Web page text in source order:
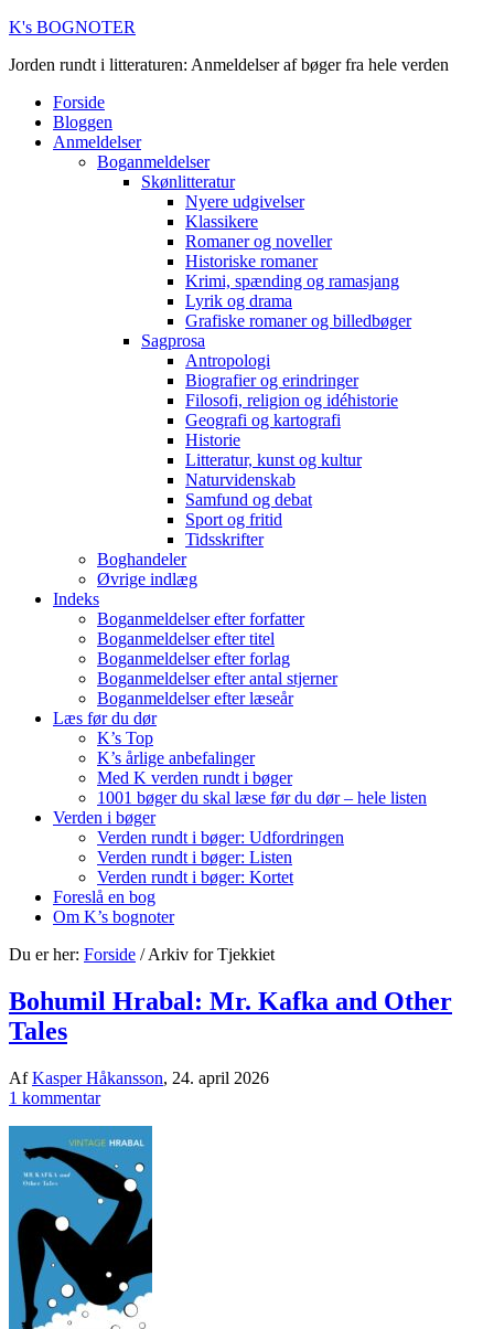
K's BOGNOTER
Jorden rundt i litteraturen: Anmeldelser af bøger fra hele verden
Forside
Bloggen
Anmeldelser
Boganmeldelser
Skønlitteratur
Nyere udgivelser
Klassikere
Romaner og noveller
Historiske romaner
Krimi, spænding og ramasjang
Lyrik og drama
Grafiske romaner og billedbøger
Sagprosa
Antropologi
Biografier og erindringer
Filosofi, religion og idéhistorie
Geografi og kartografi
Historie
Litteratur, kunst og kultur
Naturvidenskab
Samfund og debat
Sport og fritid
Tidsskrifter
Boghandeler
Øvrige indlæg
Indeks
Boganmeldelser efter forfatter
Boganmeldelser efter titel
Boganmeldelser efter forlag
Boganmeldelser efter antal stjerner
Boganmeldelser efter læseår
Læs før du dør
K’s Top
K’s årlige anbefalinger
Med K verden rundt i bøger
1001 bøger du skal læse før du dør – hele listen
Verden i bøger
Verden rundt i bøger: Udfordringen
Verden rundt i bøger: Listen
Verden rundt i bøger: Kortet
Foreslå en bog
Om K’s bognoter
Du er her: Forside /Arkiv for Tjekkiet
Bohumil Hrabal: Mr. Kafka and Other
Tales
AfKasper Håkansson, 24. april 2026
1 kommentar